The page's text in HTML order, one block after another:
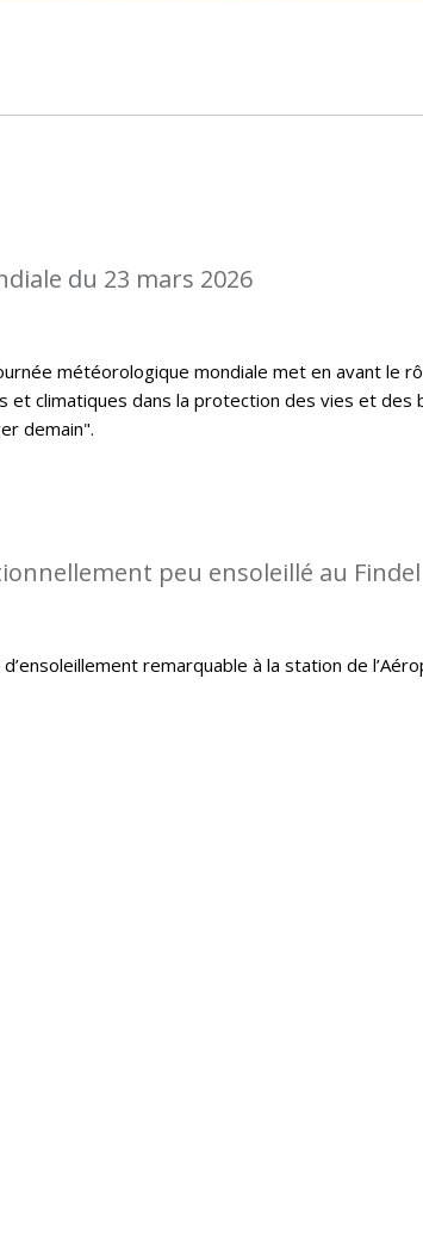
du 23 mars 2026
météorologique mondiale met en avant le
climatiques dans la protection des vies et des
demain".
peu ensoleillé au Findel
remarquable à la station de